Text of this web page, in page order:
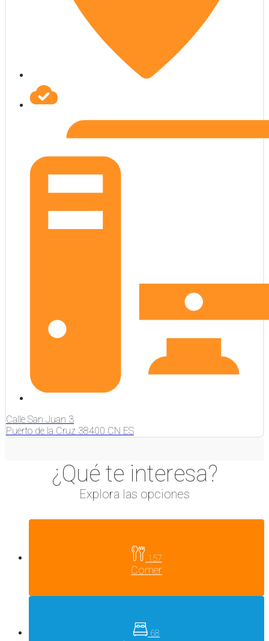
Calle San Juan 3
Puerto de la Cruz 38400 CN ES
¿Qué te interesa?
Explora las opciones
157
Comer
68